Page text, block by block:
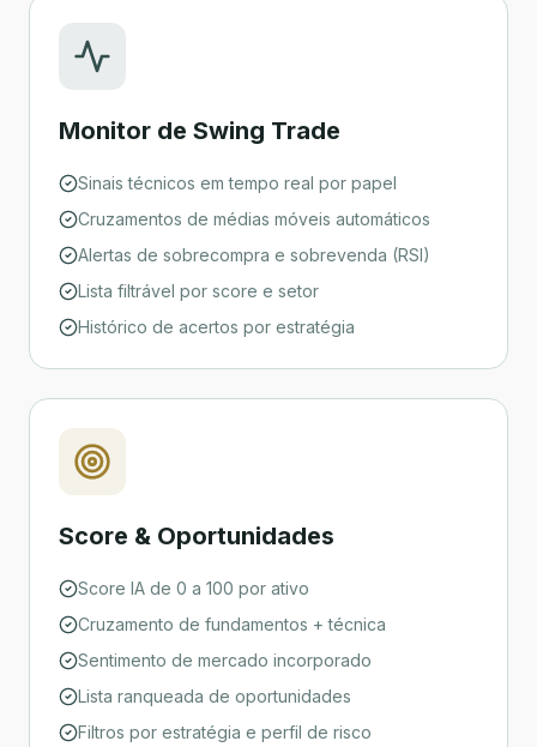
Monitor de Swing Trade
Sinais técnicos em tempo real por papel
Cruzamentos de médias móveis automáticos
Alertas de sobrecompra e sobrevenda (RSI)
Lista filtrável por score e setor
Histórico de acertos por estratégia
Score & Oportunidades
Score IA de 0 a 100 por ativo
Cruzamento de fundamentos + técnica
Sentimento de mercado incorporado
Lista ranqueada de oportunidades
Filtros por estratégia e perfil de risco